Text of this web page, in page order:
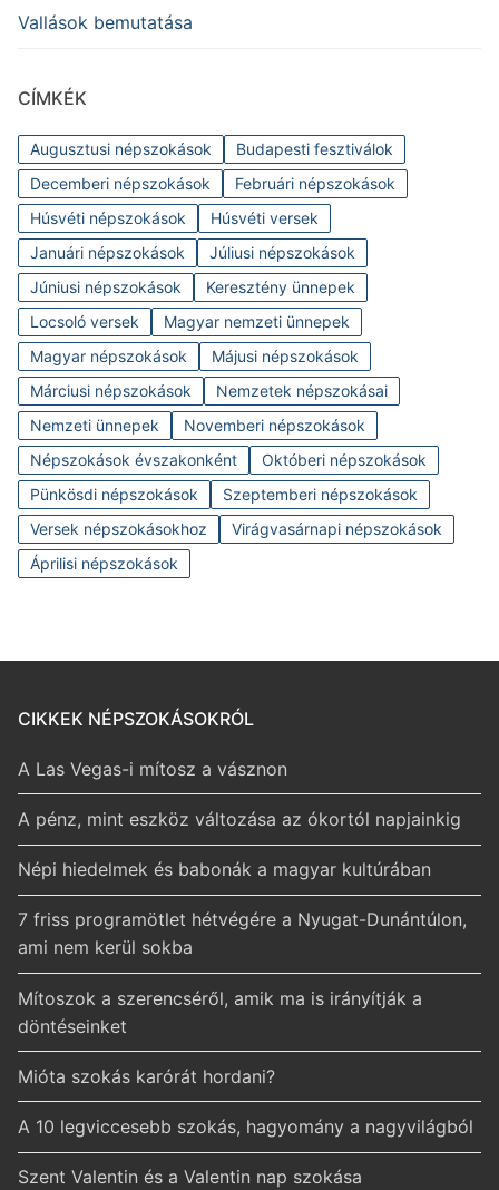
Vallások bemutatása
CÍMKÉK
Augusztusi népszokások
Budapesti fesztiválok
Decemberi népszokások
Februári népszokások
Húsvéti népszokások
Húsvéti versek
Januári népszokások
Júliusi népszokások
Júniusi népszokások
Keresztény ünnepek
Locsoló versek
Magyar nemzeti ünnepek
Magyar népszokások
Májusi népszokások
Márciusi népszokások
Nemzetek népszokásai
Nemzeti ünnepek
Novemberi népszokások
Népszokások évszakonként
Októberi népszokások
Pünkösdi népszokások
Szeptemberi népszokások
Versek népszokásokhoz
Virágvasárnapi népszokások
Áprilisi népszokások
CIKKEK NÉPSZOKÁSOKRÓL
A Las Vegas-i mítosz a vásznon
A pénz, mint eszköz változása az ókortól napjainkig
Népi hiedelmek és babonák a magyar kultúrában
7 friss programötlet hétvégére a Nyugat-Dunántúlon,
ami nem kerül sokba
Mítoszok a szerencséről, amik ma is irányítják a
döntéseinket
Mióta szokás karórát hordani?
A 10 legviccesebb szokás, hagyomány a nagyvilágból
Szent Valentin és a Valentin nap szokása